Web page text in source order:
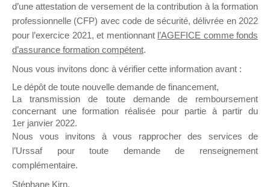
Ce groupe est destiné aux Organismes de
Formation qui souhaitent répondre à l’Appel à
Propositions Mallette du Dirigeant.
Ce groupe propose un forum dédié au support
sur lequel il est possible de laisser un message
ou poser une question.
NB : Il est nécessaire d’être
pouvoir rejoindre ce groupe
d’une attestation de versement de la contribution à la formation
professionnelle (CFP) avec code de sécurité, délivrée en 2022
pour l’exercice 2021, et mentionnant l’AGEFICE comme fonds
d’assurance formation compétent.
Nous vous invitons donc à vérifier cette information avant :
Le dépôt de toute nouvelle demande de financement,
La transmission de toute demande de remboursement
concernant une formation réalisée pour partie à partir du
1er janvier 2022.
Nous vous invitons à vous rapprocher des services de
l’Urssaf pour toute demande de renseignement
complémentaire.
Stéphane Kirn,